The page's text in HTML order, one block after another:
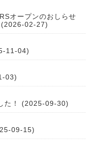
オープンのおしらせ
(2026-02-27)
11-04)
03)
た！ (2025-09-30)
09-15)